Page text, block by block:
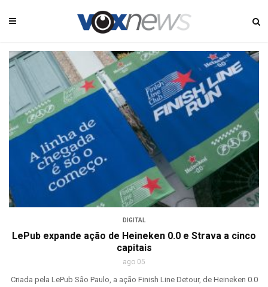
DIGITAL
LePub expande ação de Heineken 0.0 e Strava a cinco
capitais
ago 05
Criada pela LePub São Paulo, a ação Finish Line Detour, de Heineken 0.0